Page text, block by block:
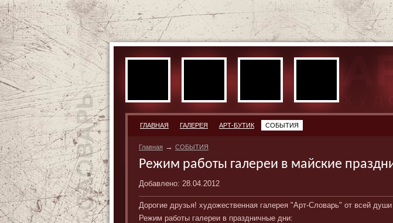
ГЛАВНАЯ ГАЛЕРЕЯ АРТ-БУТИК СОБЫТИЯ
Главная → СОБЫТИЯ
Режим работы галереи в майские
Добавлено: 28.04.2012
Дорогие друзья! художественная галерея "Арт-Словарь" от всей
Режим работы галереи в праздничные дни: